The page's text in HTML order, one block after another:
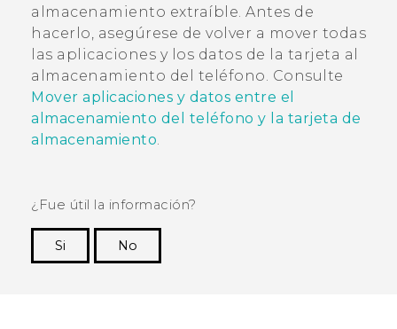
almacenamiento extraíble. Antes de
hacerlo, asegúrese de volver a mover todas
las aplicaciones y los datos de la tarjeta al
almacenamiento del teléfono. Consulte
Mover aplicaciones y datos entre el
almacenamiento del teléfono y la tarjeta de
almacenamiento.
¿Fue útil la información?
Si
No